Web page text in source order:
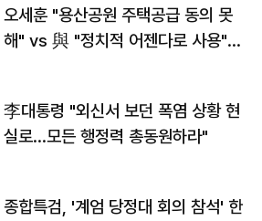
오세훈 "용산공원 주택공급 동의 못
해" vs 與 "정치적 어젠다로 사용"
李대통령 "외신서 보던 폭염 상황 현
실로…모든 행정력 총동원하라"
종합특검, '계엄 당정대 회의 참석' 한